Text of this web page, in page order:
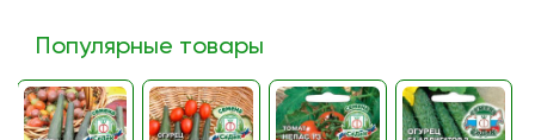
Популярные товары